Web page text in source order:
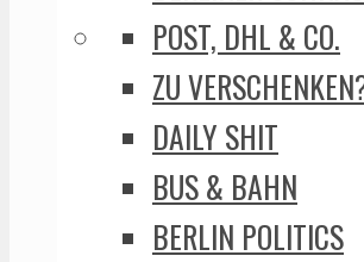
POST, DHL & CO.
ZU
DAILY SHIT
BUS & BAHN
BERLIN POLITICS